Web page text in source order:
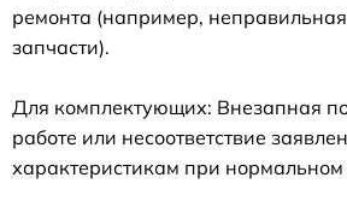
ремонта (например,
запчасти).
Для комплектующих: Внезапная
работе или несоответствие
характеристикам при